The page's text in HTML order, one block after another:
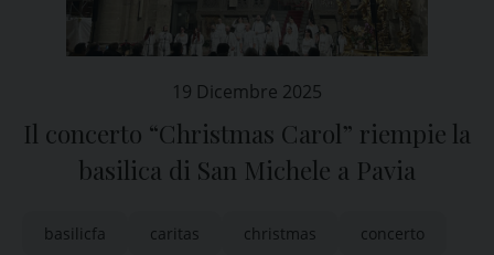
19 Dicembre 2025
Il concerto “Christmas Carol” riempie la
basilica di San Michele a Pavia
basilicfa caritas christmas concerto